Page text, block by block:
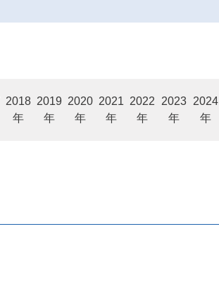
2018
年
2019
年
2020
年
2021
年
2022
年
2023
年
2024
年